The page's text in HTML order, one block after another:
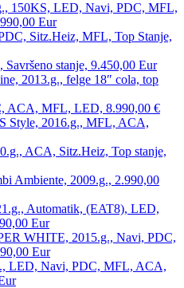
150KS, LED, Navi, PDC, MFL,
Eur
Sitz.Heiz, MFL, Top Stanje,
stanje, 9.450,00 Eur
2013.g., felge 18″ cola, top
ACA, MFL, LED, 8.990,00 €
Style, 2016.g., MFL, ACA,
ACA, Sitz.Heiz, Top stanje,
Ambiente, 2009.g., 2.990,00
Automatik, (EAT8), LED,
Eur
WHITE, 2015.g., Navi, PDC,
Eur
LED, Navi, PDC, MFL, ACA,